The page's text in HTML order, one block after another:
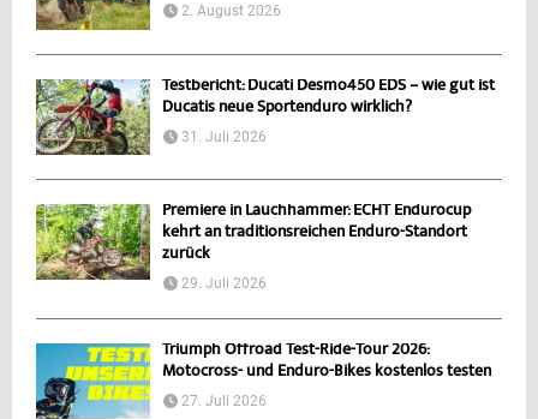
2. August 2026
Testbericht: Ducati Desmo450 EDS – wie gut ist
Ducatis neue Sportenduro wirklich?
31. Juli 2026
Premiere in Lauchhammer: ECHT Endurocup
kehrt an traditionsreichen Enduro-Standort
zurück
29. Juli 2026
Triumph Offroad Test-Ride-Tour 2026:
Motocross- und Enduro-Bikes kostenlos testen
27. Juli 2026